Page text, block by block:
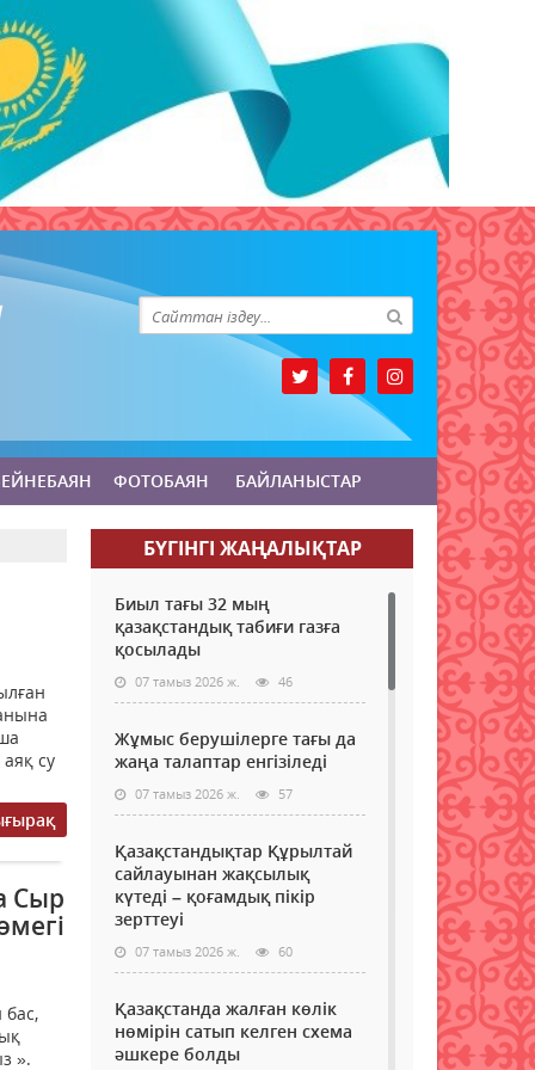
ФОТОБАЯН БАЙЛАНЫСТАР
су
Сыр
».
БҮГІНГI ЖАҢАЛЫҚТАР
Биыл тағы 32 мың
қазақстандық табиғи газға
қосылады
07 тамыз 2026 ж. 46
Жұмыс берушілерге тағы да
жаңа талаптар енгізіледі
07 тамыз 2026 ж. 57
Қазақстандықтар Құрылтай
сайлауынан жақсылық
күтеді – қоғамдық пікір
зерттеуі
07 тамыз 2026 ж. 60
Қазақстанда жалған көлік
нөмірін сатып келген схема
әшкере болды